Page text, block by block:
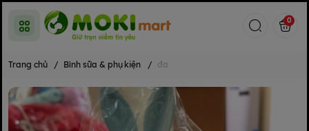
0
Trang chủ / Bình sữa & phụ kiện / đa